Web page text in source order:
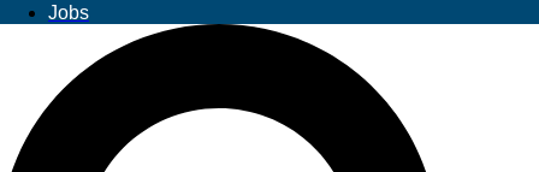
Jobs